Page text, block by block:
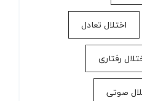
اختلال تعادل
رفتاری
صوتی